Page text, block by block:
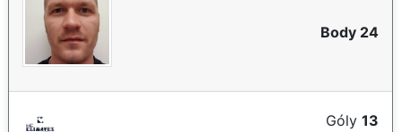
Body 24
Góly 13